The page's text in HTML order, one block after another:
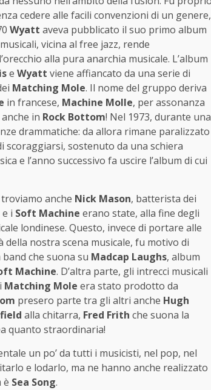
cedere alle facili convenzioni di un genere,
Wyatt aveva pubblicato il suo primo album
vicina al free jazz, rende
alla pura anarchia musicale. L’album
e Wyatt viene affiancato da una serie di
Matching Mole. Il nome del gruppo deriva
in francese, Machine Molle, per assonanza
in Rock Bottom! Nel 1973, durante una
drammatiche: da allora rimane paralizzato
scoraggiarsi, sostenuto da una schiera
e l’anno successivo fa uscire l’album di cui
troviamo anche Nick Mason, batterista dei
e i Soft Machine erano state, alla fine degli
londinese. Questo, invece di portare alle
nostra scena musicale, fu motivo di
che suona su Madcap Laughs, album
Machine. D’altra parte, gli intrecci musicali
Matching Mole era stato prodotto da
presero parte tra gli altri anche Hugh
alla chitarra, Fred Frith che suona la
quanto straordinaria!
un po’ da tutti i musicisti, nel pop, nel
e lodarlo, ma ne hanno anche realizzato
è Sea Song.